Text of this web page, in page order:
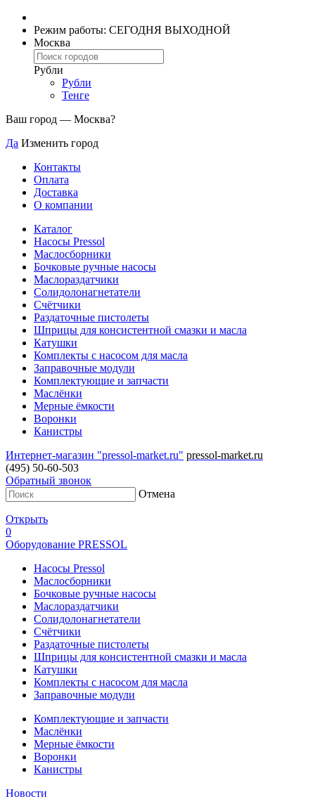
Режим работы: СЕГОДНЯ ВЫХОДНОЙ
Москва
Рубли
Рубли
Тенге
Ваш город — Москва?
Да Изменить город
Контакты
Оплата
Доставка
О компании
Каталог
Насосы Pressol
Маслосборники
Бочковые ручные насосы
Маслораздатчики
Солидолонагнетатели
Счётчики
Раздаточные пистолеты
Шприцы для консистентной смазки и масла
Катушки
Комплекты с насосом для масла
Заправочные модули
Комплектующие и запчасти
Маслёнки
Мерные ёмкости
Воронки
Канистры
Интернет-магазин "pressol-market.ru" pressol-market.ru
(495) 50-60-503
Обратный звонок
Отмена
Открыть
0
Оборудование PRESSOL
Насосы Pressol
Маслосборники
Бочковые ручные насосы
Маслораздатчики
Солидолонагнетатели
Счётчики
Раздаточные пистолеты
Шприцы для консистентной смазки и масла
Катушки
Комплекты с насосом для масла
Заправочные модули
Комплектующие и запчасти
Маслёнки
Мерные ёмкости
Воронки
Канистры
Новости